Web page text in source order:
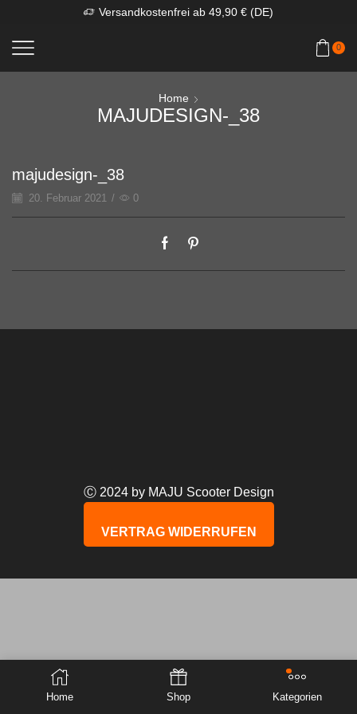
Versandkostenfrei ab 49,90 € (DE)
0
Home
MAJUDESIGN-_38
majudesign-_38
20. Februar 2021 / 0
Ⓒ 2024 by MAJU Scooter Design
VERTRAG WIDERRUFEN
Home Shop Kategorien